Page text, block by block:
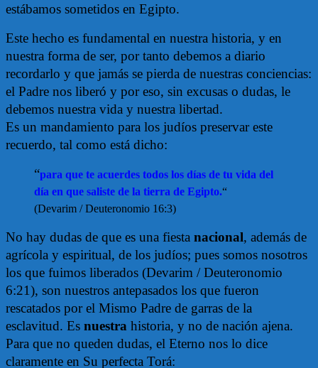
estábamos sometidos en Egipto.
Este hecho es fundamental en nuestra historia, y en
nuestra forma de ser, por tanto debemos a diario
recordarlo y que jamás se pierda de nuestras conciencias:
el Padre nos liberó y por eso, sin excusas o dudas, le
debemos nuestra vida y nuestra libertad.
Es un mandamiento para los judíos preservar este
recuerdo, tal como está dicho:
“para que te acuerdes todos los días de tu vida del
día en que saliste de la tierra de Egipto.“
(Devarim / Deuteronomio 16:3)
No hay dudas de que es una fiesta nacional, además de
agrícola y espiritual, de los judíos; pues somos nosotros
los que fuimos liberados (Devarim / Deuteronomio
6:21), son nuestros antepasados los que fueron
rescatados por el Mismo Padre de garras de la
esclavitud. Es nuestra historia, y no de nación ajena.
Para que no queden dudas, el Eterno nos lo dice
claramente en Su perfecta Torá: